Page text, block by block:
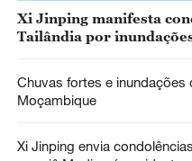
Xi Jinping manifesta
Tailândia por
Chuvas fortes e
Moçambique
Xi Jinping envia